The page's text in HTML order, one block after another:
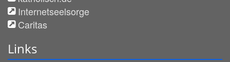
Internetseelsorge
Caritas
Links